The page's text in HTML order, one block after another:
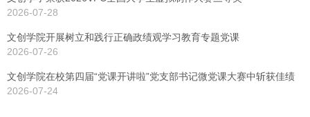
2026-07-28
文创学院开展树立和践行正确政绩观学习教育专题党课
2026-07-26
文创学院在校第四届“党课开讲啦”党支部书记微党课大赛中斩获佳绩
2026-07-24